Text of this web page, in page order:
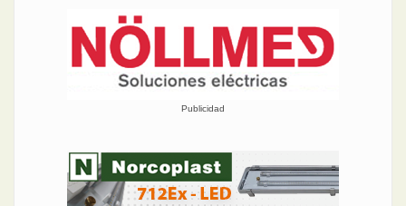
Publicidad